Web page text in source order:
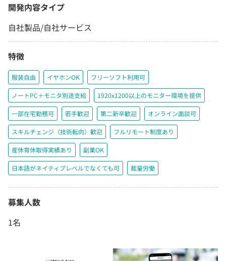
開発内容タイプ
自社製品/自社サービス
特徴
服装自由 イヤホンOK フリーソフト利用可
ノートPC＋モニタ別途支給 1920x1200以上のモニター環境を提供
一部在宅勤務可 若手歓迎 第二新卒歓迎 オンライン面談可
スキルチェンジ（技術転向）歓迎 フルリモート制度あり
産休育休取得実績あり 副業OK
日本語がネイティブレベルでなくても可 裁量労働
募集人数
1名